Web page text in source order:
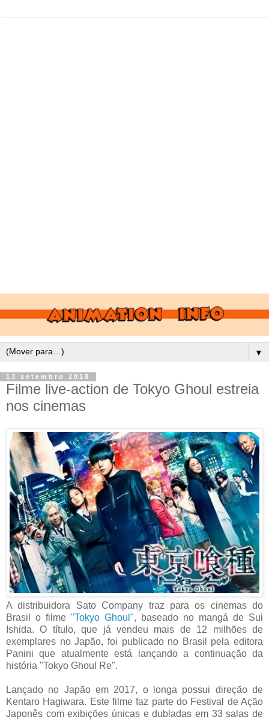
▼
13 setembro 2018
Filme live-action de Tokyo Ghoul estreia
nos cinemas
A distribuidora Sato Company traz para os cinemas do
Brasil o filme "Tokyo Ghoul", baseado no mangá de Sui
Ishida. O título, que já vendeu mais de 12 milhões de
exemplares no Japão, foi publicado no Brasil pela editora
Panini que atualmente está lançando a continuação da
história "Tokyo Ghoul Re".
Lançado no Japão em 2017, o longa possui direção de
Kentaro Hagiwara. Este filme faz parte do Festival de Ação
Japonês com exibições únicas e dubladas em 33 salas de